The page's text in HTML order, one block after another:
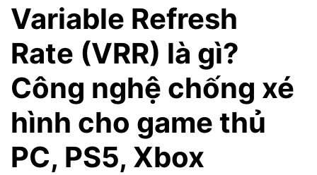
Variable Refresh
Rate (VRR) là gì?
Công nghệ chống xé
hình cho game thủ
PC, PS5, Xbox